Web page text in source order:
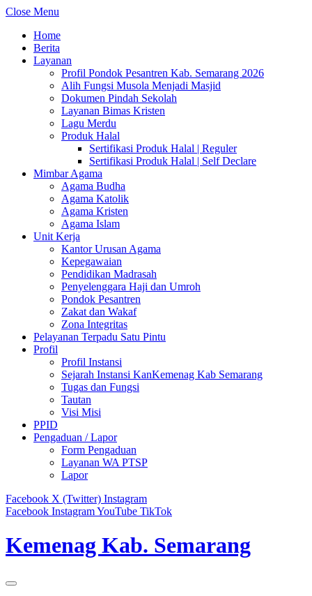
Close Menu
Home
Berita
Layanan
Profil Pondok Pesantren Kab. Semarang 2026
Alih Fungsi Musola Menjadi Masjid
Dokumen Pindah Sekolah
Layanan Bimas Kristen
Lagu Merdu
Produk Halal
Sertifikasi Produk Halal | Reguler
Sertifikasi Produk Halal | Self Declare
Mimbar Agama
Agama Budha
Agama Katolik
Agama Kristen
Agama Islam
Unit Kerja
Kantor Urusan Agama
Kepegawaian
Pendidikan Madrasah
Penyelenggara Haji dan Umroh
Pondok Pesantren
Zakat dan Wakaf
Zona Integritas
Pelayanan Terpadu Satu Pintu
Profil
Profil Instansi
Sejarah Instansi KanKemenag Kab Semarang
Tugas dan Fungsi
Tautan
Visi Misi
PPID
Pengaduan / Lapor
Form Pengaduan
Layanan WA PTSP
Lapor
Facebook X (Twitter) Instagram
Facebook InstagramYouTube TikTok
Kemenag Kab. Semarang